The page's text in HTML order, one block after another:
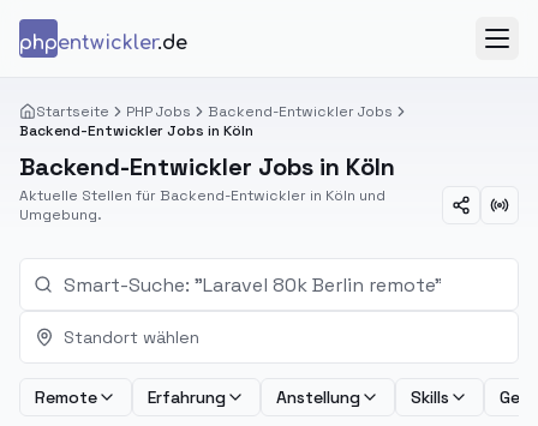
phpentwickler.de
Startseite PHP Jobs
Backend-Entwickler Jobs
Backend-Entwickler Jobs in Köln
Backend-Entwickler Jobs in Köln
Aktuelle Stellen für Backend-Entwickler in Köln und
Umgebung.
Standort wählen
Remote Erfahrung Anstellung Skills